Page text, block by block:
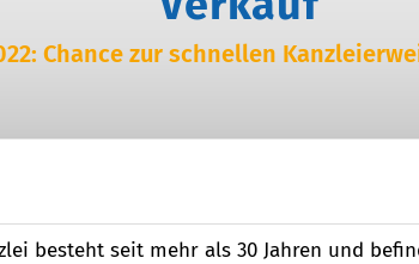
Chance zur schnellen
besteht seit mehr als 30 Jahren und